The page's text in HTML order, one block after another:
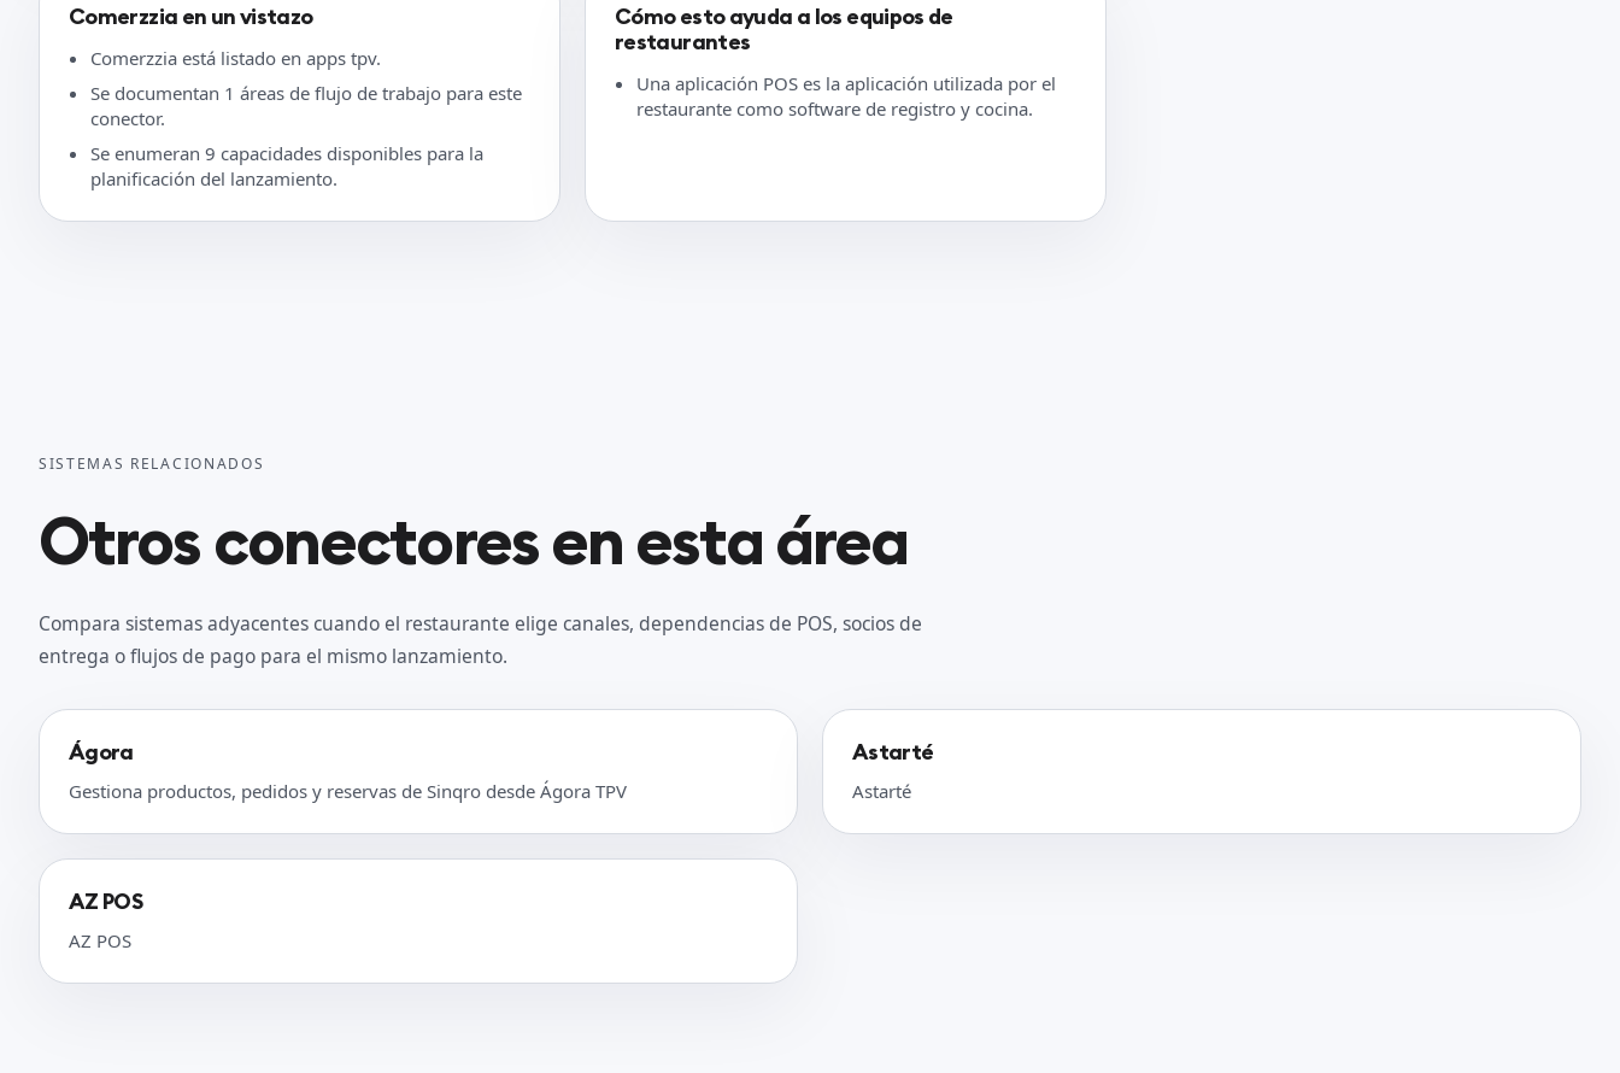
Comerzzia en un vistazo
Comerzzia está listado en apps tpv.
Se documentan 1 áreas de flujo de trabajo para este
conector.
Se enumeran 9 capacidades disponibles para la
planificación del lanzamiento.
Cómo esto ayuda a los equipos de
restaurantes
Una aplicación POS es la aplicación utilizada por el
restaurante como software de registro y cocina.
SISTEMAS RELACIONADOS
Otros conectores en esta área
Compara sistemas adyacentes cuando el restaurante elige canales, dependencias de POS, socios de
entrega o flujos de pago para el mismo lanzamiento.
Ágora
Gestiona productos, pedidos y reservas de Sinqro desde Ágora TPV
Astarté
Astarté
AZ POS
AZ POS